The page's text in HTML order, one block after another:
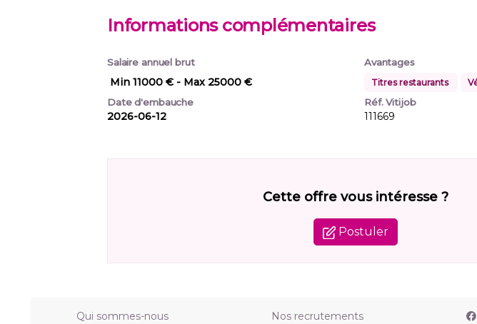
Informations complémentaires
Salaire annuel brut
Min 11000 € - Max 25000 €
Date d'embauche
2026-06-12
Avantages
Titres restaurants
Réf. Vitijob
111669
Cette offre vous intéresse ?
Postuler
Qui sommes-nous
Nos recrutements